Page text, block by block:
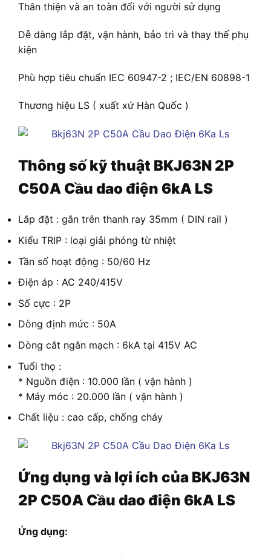
Thân thiện và an toàn đối với người sử dụng
Dễ dàng lắp đặt, vận hành, bảo trì và thay thế phụ
kiện
Phù hợp tiêu chuẩn IEC 60947-2 ; IEC/EN 60898-1
Thương hiệu LS ( xuất xứ Hàn Quốc )
Thông số kỹ thuật BKJ63N 2P
C50A Cầu dao điện 6kA LS
Lắp đặt : gắn trên thanh ray 35mm ( DIN rail )
Kiểu TRIP : loại giải phóng từ nhiệt
Tần số hoạt động : 50/60 Hz
Điện áp : AC 240/415V
Số cực : 2P
Dòng định mức : 50A
Dòng cắt ngắn mạch : 6kA tại 415V AC
Tuổi thọ :
* Nguồn điện : 10.000 lần ( vận hành )
* Máy móc : 20.000 lần ( vận hành )
Chất liệu : cao cấp, chống cháy
Ứng dụng và lợi ích của BKJ63N
2P C50A Cầu dao điện 6kA LS
Ứng dụng: